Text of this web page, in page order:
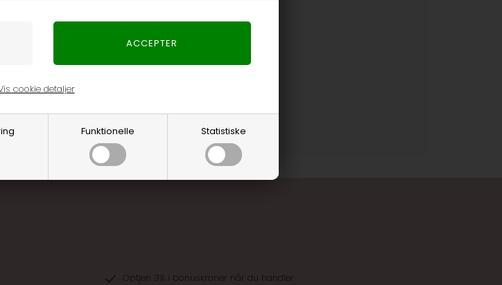
Funktionelle Statistiske
cookie detaljer
hvis du vil have et
fin som lag-på-lag under en
klassisk og let at kombinere,
mellem moderne og
ende med at blive din go-to
Optjen 3% i bonuskroner når du handler